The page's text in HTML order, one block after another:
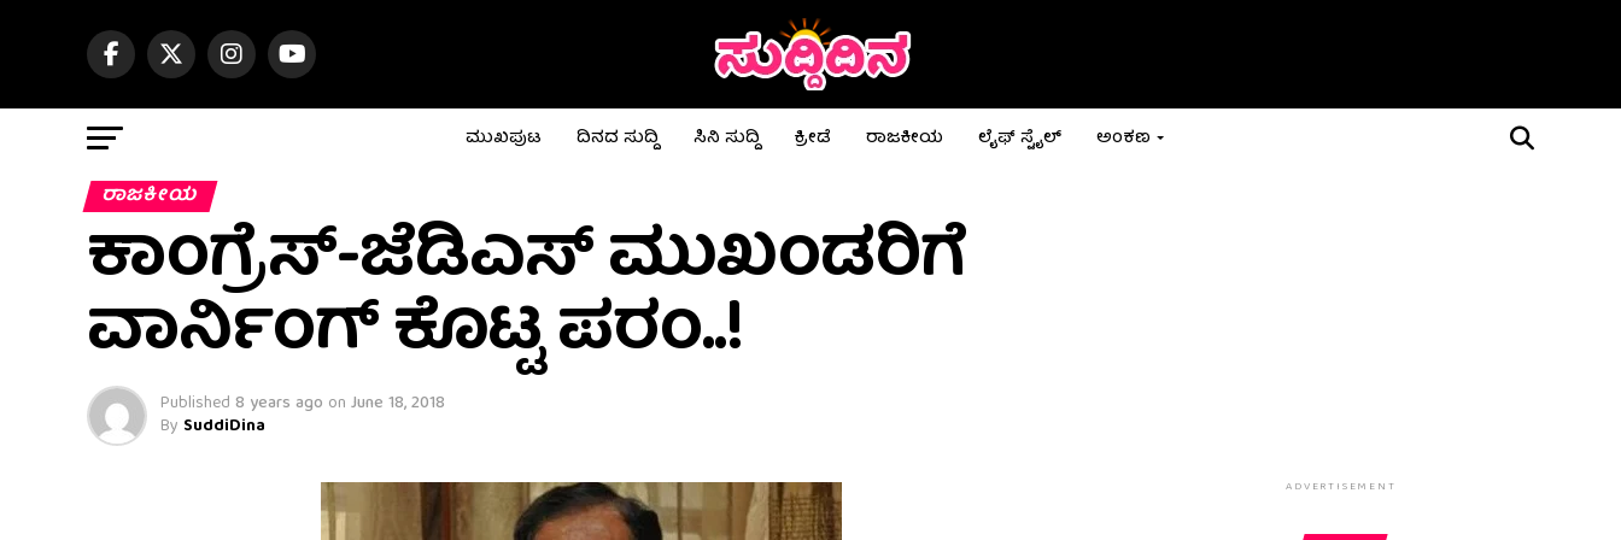
ಮುಖಪುಟ ದಿನದ ಸುದ್ದಿ ಸಿನಿ ಸುದ್ದಿ ಕ್ರೀಡೆ ರಾಜಕೀಯ ಲೈಫ್ ಸ್ಟೈಲ್ ಅಂಕಣ
ರಾಜಕೀಯ
ಕಾಂಗ್ರೆಸ್-ಜೆಡಿಎಸ್ ಮುಖಂಡರಿಗೆ
ವಾರ್ನಿಂಗ್ ಕೊಟ್ಟ ಪರಂ..!
Published 8 years ago on June 18, 2018
By SuddiDina
ADVERTISEMENT